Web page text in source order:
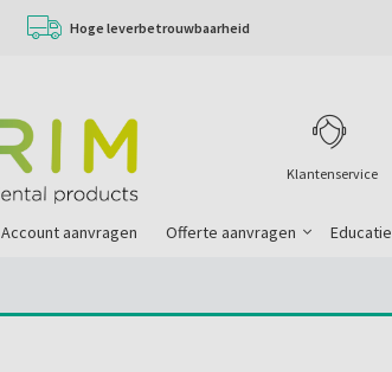
Hoge leverbetrouwbaarheid
Klantenservice
Account aanvragen Offerte aanvragen Educatie